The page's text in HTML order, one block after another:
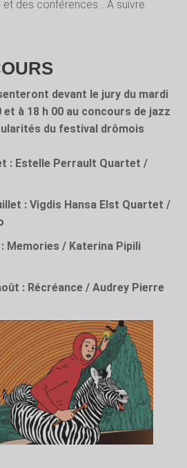
et des conférences… A suivre.
devant le jury du mardi
et à 18 h 00 au concours de jazz
du festival drômois.
: Estelle Perrault Quartet /
: Vigdis Hansa Elst Quartet /
Memories / Katerina Pipili
: Récréance / Audrey Pierre